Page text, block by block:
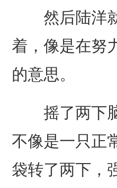
然后陆洋就
着，像是在努
的意思。
摇了两下脑
不像是一只正
袋转了两下，